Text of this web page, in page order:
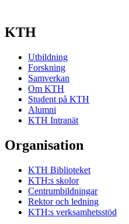
KTH
Utbildning
Forskning
Samverkan
Om KTH
Student på KTH
Alumni
KTH Intranät
Organisation
KTH Biblioteket
KTH:s skolor
Centrumbildningar
Rektor och ledning
KTH:s verksamhetsstöd